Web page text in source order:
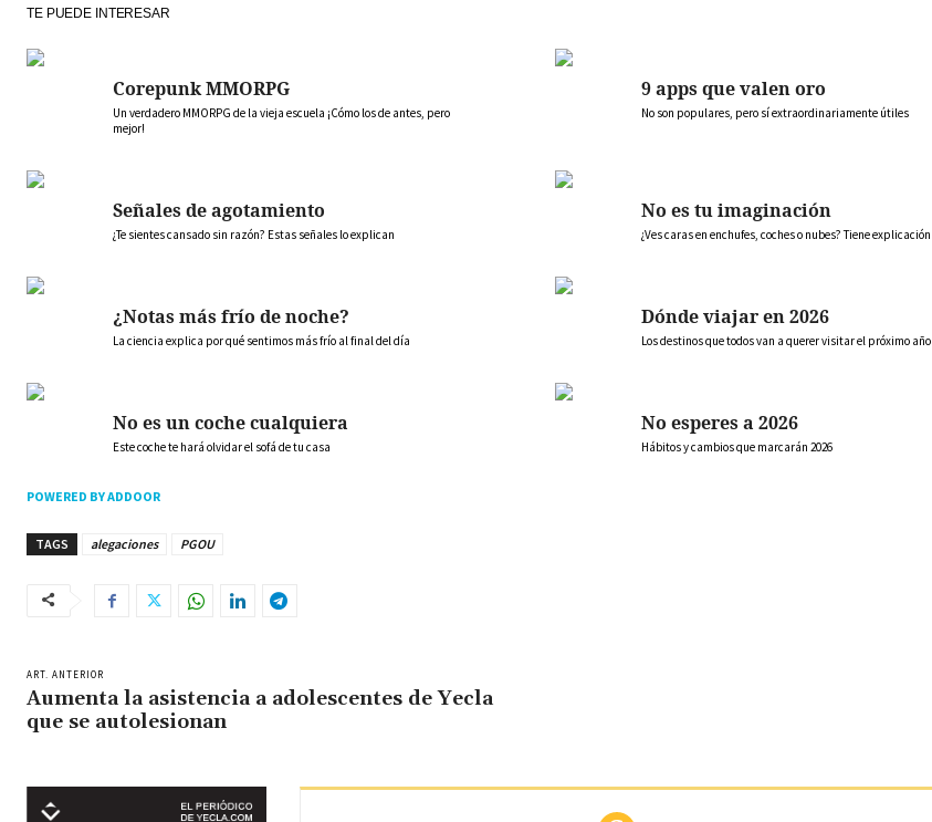
TE PUEDE INTERESAR
Corepunk MMORPG
Un verdadero MMORPG de la vieja escuela ¡Cómo los de antes, pero
mejor!
9 apps que valen oro
No son populares, pero sí extraordinariamente útiles
Señales de agotamiento
¿Te sientes cansado sin razón? Estas señales lo explican
No es tu imaginación
¿Ves caras en enchufes, coches o nubes? Tiene explicación
¿Notas más frío de noche?
La ciencia explica por qué sentimos más frío al final del día
Dónde viajar en 2026
Los destinos que todos van a querer visitar el próximo año
No es un coche cualquiera
Este coche te hará olvidar el sofá de tu casa
No esperes a 2026
Hábitos y cambios que marcarán 2026
POWERED BY ADDOOR
TAGS alegaciones PGOU
ART. ANTERIOR
Aumenta la asistencia a adolescentes de Yecla
que se autolesionan